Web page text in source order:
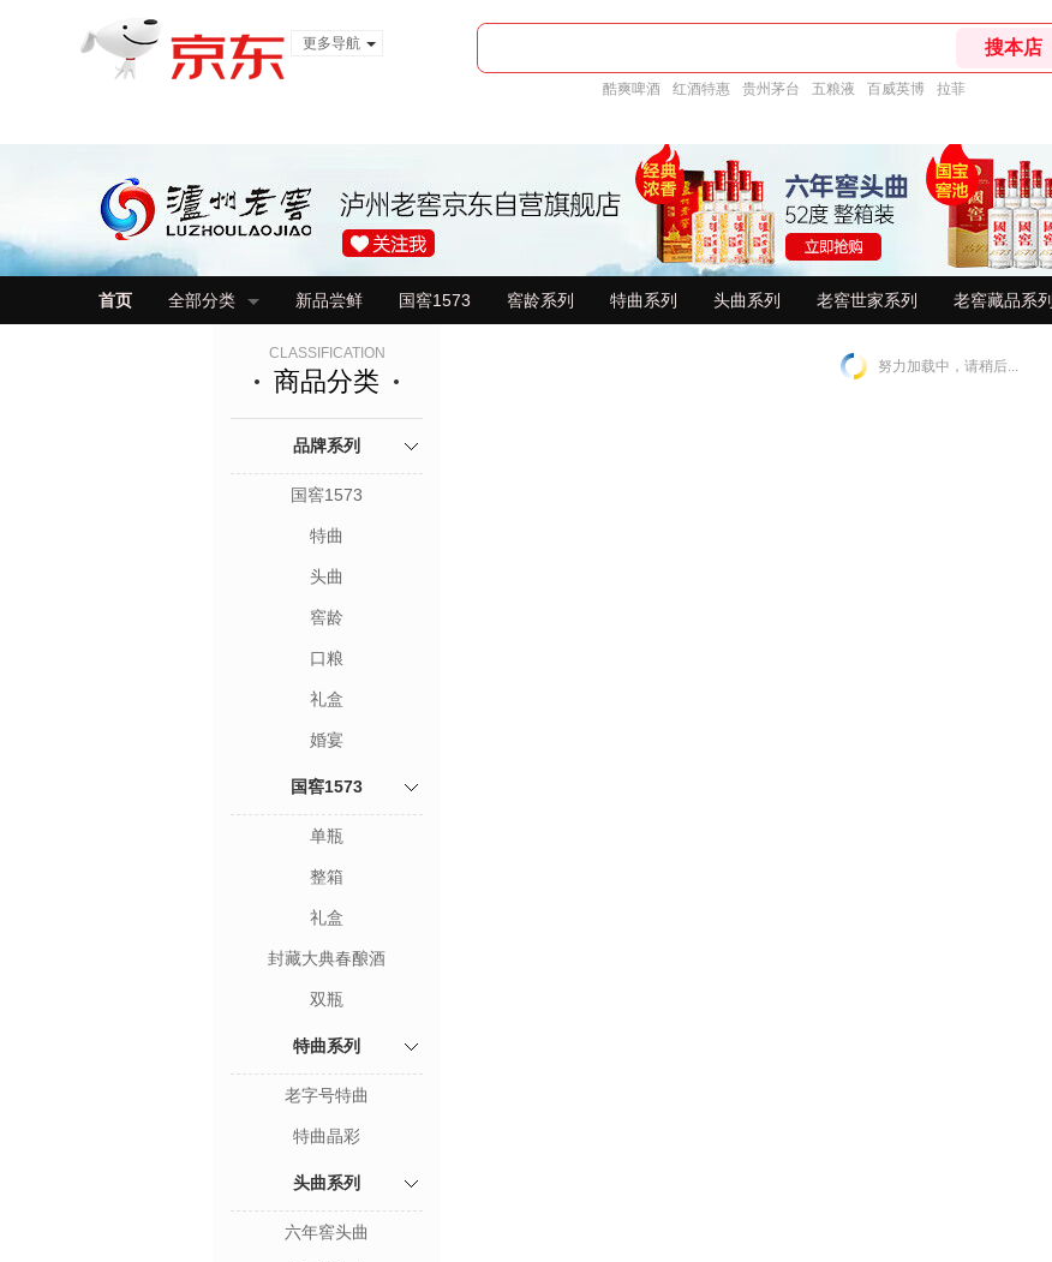
更多导航
酷爽啤酒 红酒特惠 贵州茅台 五粮液 百威英博 拉菲
首页 全部分类 新品尝鲜 国窖1573 窖龄系列 特曲系列 头曲系列 老窖世家系列 老窖藏品系列
CLASSIFICATION
商品分类
品牌系列
国窖1573
特曲
头曲
窖龄
口粮
礼盒
婚宴
国窖1573
单瓶
整箱
礼盒
封藏大典春酿酒
双瓶
特曲系列
老字号特曲
特曲晶彩
头曲系列
六年窖头曲
努力加载中，请稍后...